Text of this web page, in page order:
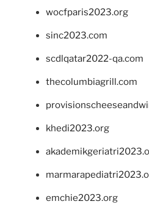
wocfparis2023.org
sinc2023.com
scdlqatar2022-qa.com
thecolumbiagrill.com
khedi2023.org
emchie2023.org